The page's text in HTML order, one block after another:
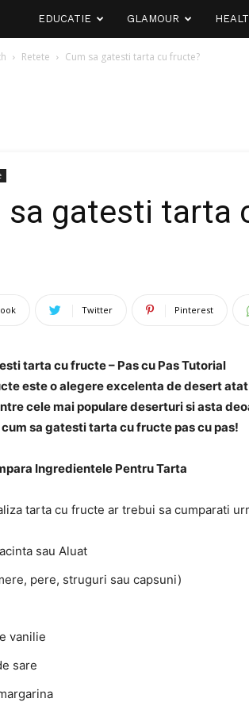
Faude
EDUCATIE GLAMOUR
Retete Cum sa gatesti tarta cu fructe?
sa gatesti tarta
Twitter Pinterest
tarta cu fructe – Pas cu Pas Tutorial
este o alegere excelenta de desert
cele mai populare deserturi si asta
sa gatesti tarta cu fructe pas cu pas!
Ingredientele Pentru Tarta
tarta cu fructe ar trebui sa cumparati
sau Aluat
pere, struguri sau capsuni)
vanilie
sare